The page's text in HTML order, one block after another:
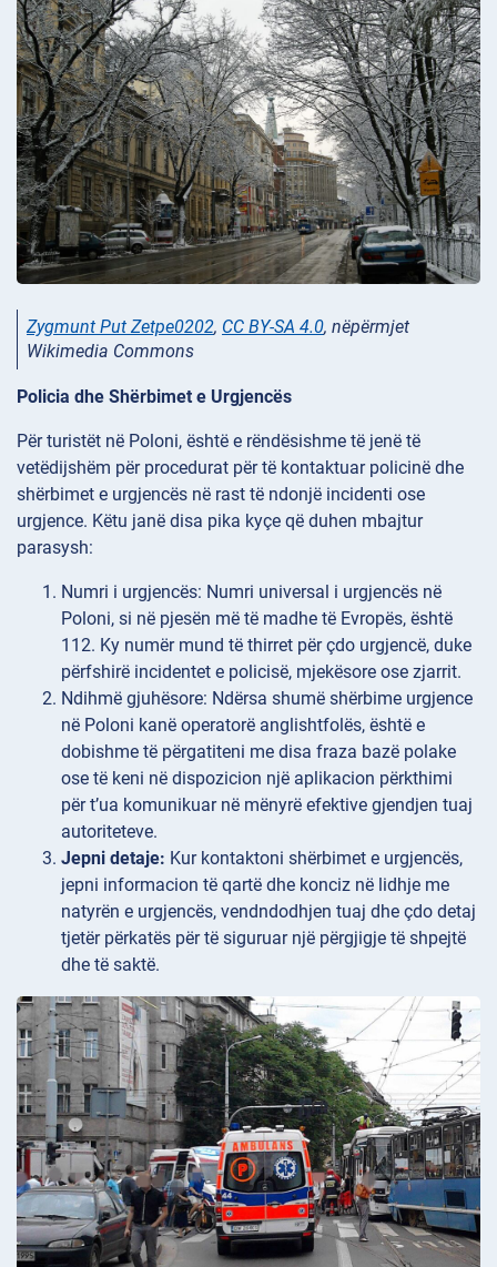
Zygmunt Put Zetpe0202, CC BY-SA 4.0, nëpërmjet
Wikimedia Commons
Policia dhe Shërbimet e Urgjencës
Për turistët në Poloni, është e rëndësishme të jenë të
vetëdijshëm për procedurat për të kontaktuar policinë dhe
shërbimet e urgjencës në rast të ndonjë incidenti ose
urgjence. Këtu janë disa pika kyçe që duhen mbajtur
parasysh:
Numri i urgjencës: Numri universal i urgjencës në
Poloni, si në pjesën më të madhe të Evropës, është
112. Ky numër mund të thirret për çdo urgjencë, duke
përfshirë incidentet e policisë, mjekësore ose zjarrit.
Ndihmë gjuhësore: Ndërsa shumë shërbime urgjence
në Poloni kanë operatorë anglishtfolës, është e
dobishme të përgatiteni me disa fraza bazë polake
ose të keni në dispozicion një aplikacion përkthimi
për t’ua komunikuar në mënyrë efektive gjendjen tuaj
autoriteteve.
Jepni detaje: Kur kontaktoni shërbimet e urgjencës,
jepni informacion të qartë dhe konciz në lidhje me
natyrën e urgjencës, vendndodhjen tuaj dhe çdo detaj
tjetër përkatës për të siguruar një përgjigje të shpejtë
dhe të saktë.